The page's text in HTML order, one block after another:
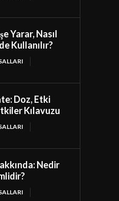
Yarar, Nasıl
Kullanılır?
Doz, Etki
Kılavuzu
Nedir